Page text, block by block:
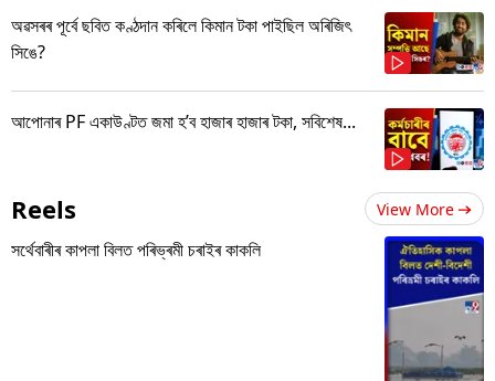
অৱসৰৰ পূৰ্বে ছবিত কণ্ঠদান কৰিলে কিমান টকা পাইছিল অৰিজিৎ
সিঙে?
আপোনাৰ PF একাউণ্টত জমা হ’ব হাজাৰ হাজাৰ টকা, সবিশেষ...
Reels View More
সৰ্থেবাৰীৰ কাপলা বিলত পৰিভ্ৰমী চৰাইৰ কাকলি